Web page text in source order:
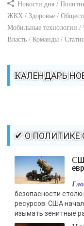
Новости дня /
ЖКХ / Здоровье /
Мобильные технологии
Власть / Команды /
КАЛЕНДАРЬ
✔ О
США изымают ракеты Patriot у
безопасности
ресурсов: США
изымать зенитные